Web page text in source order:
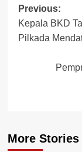
Post
Previous:
Kepala BKD
Pilkada
More Stories